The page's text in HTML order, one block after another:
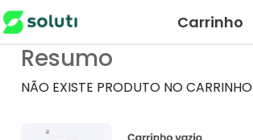
Carrinho
Resumo
NÃO EXISTE PRODUTO NO CARRINHO